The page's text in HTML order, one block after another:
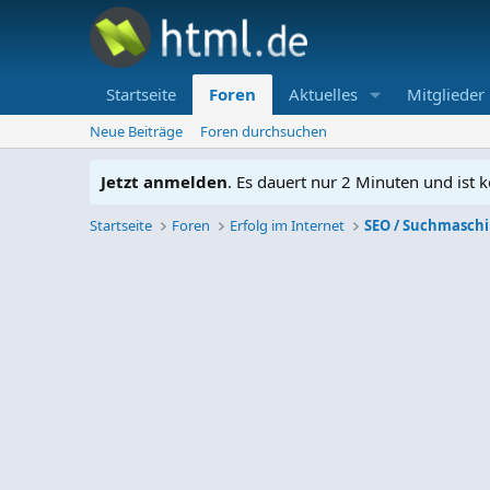
Startseite Foren Aktuelles Mitglieder
Neue Beiträge Foren durchsuchen
Jetzt anmelden. Es dauert nur 2 Minuten und ist
Startseite Foren Erfolg im Internet SEO /